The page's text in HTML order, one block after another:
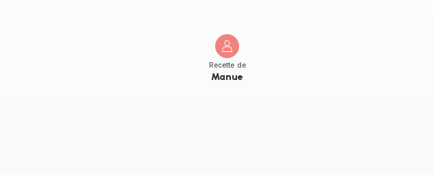
Recette de
Manue